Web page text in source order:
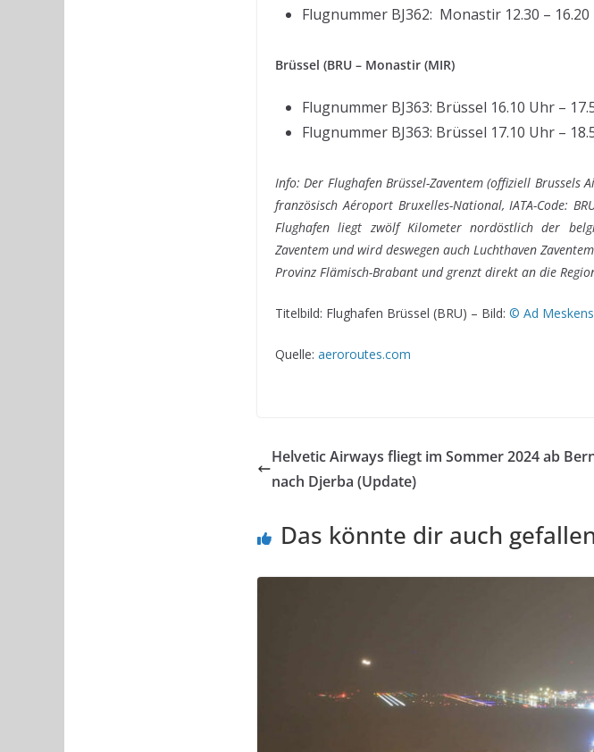
Flugnummer BJ362: Monastir 12.30 –
Brüssel (BRU – Monastir (MIR)
Flugnummer BJ363: Brüssel 16.10 Uhr –
Flugnummer BJ363: Brüssel 17.10 Uhr –
Info: Der Flughafen Brüssel-Zaventem (offiziell
französisch Aéroport Bruxelles-National, IATA-Code:
Flughafen liegt zwölf Kilometer nordöstlich der
Zaventem und wird deswegen auch Luchthaven
Provinz Flämisch-Brabant und grenzt direkt an die
Titelbild: Flughafen Brüssel (BRU) – Bild: © Ad Meskens
Quelle: aeroroutes.com
Helvetic Airways fliegt im Sommer 2024 ab
nach Djerba (Update)
Das könnte dir auch